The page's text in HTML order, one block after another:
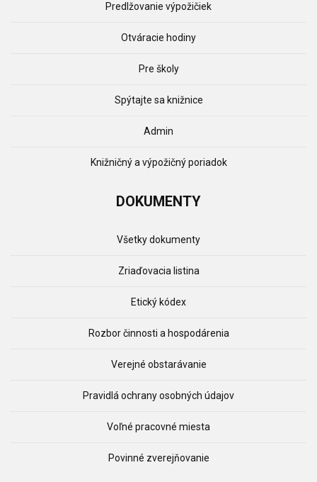
Predlžovanie výpožičiek
Otváracie hodiny
Pre školy
Spýtajte sa knižnice
Admin
Knižničný a výpožičný poriadok
DOKUMENTY
Všetky dokumenty
Zriaďovacia listina
Etický kódex
Rozbor činnosti a hospodárenia
Verejné obstarávanie
Pravidlá ochrany osobných údajov
Voľné pracovné miesta
Povinné zverejňovanie